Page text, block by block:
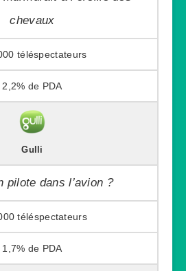
chevaux
2,2%
Gulli
pilote dans l’avion ?
1,7%